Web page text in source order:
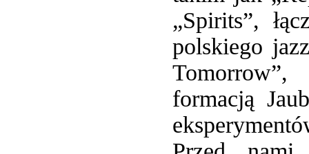
„Spirits”,
polskiego
Tomorrow”,
formacją